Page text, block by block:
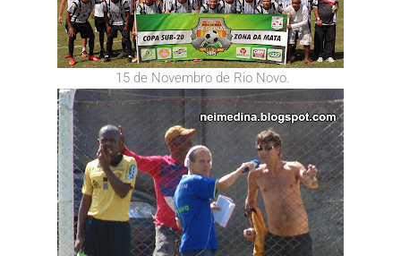
15 de Novembro de Rio Novo.